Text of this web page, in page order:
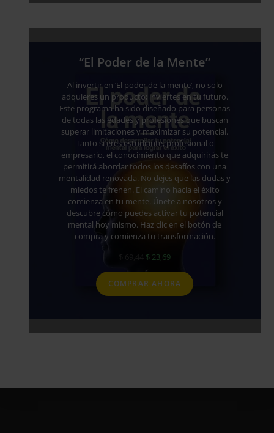
“El Poder de la Mente”
Al invertir en ‘El poder de la mente’, no solo
adquieres un producto; inviertes en tu futuro.
Este programa ha sido diseñado para personas
de todas las edades y profesiones que buscan
superar limitaciones y maximizar su potencial.
Tanto si eres estudiante, profesional o
empresario, el conocimiento que adquirirás te
permitirá abordar todos los desafíos con una
mentalidad renovada. No dejes que las dudas y
miedos te frenen. El camino hacia el éxito
comienza en tu mente. Únete a nosotros y
descubre cómo puedes activar tu potencial
mental hoy mismo. Haz clic en el botón de
compra y comienza tu transformación.
$69,44 El
precio
era:
$ 69,44.
$ 23,69El
actual
es:
$ 23,69.
COMPRAR AHORA